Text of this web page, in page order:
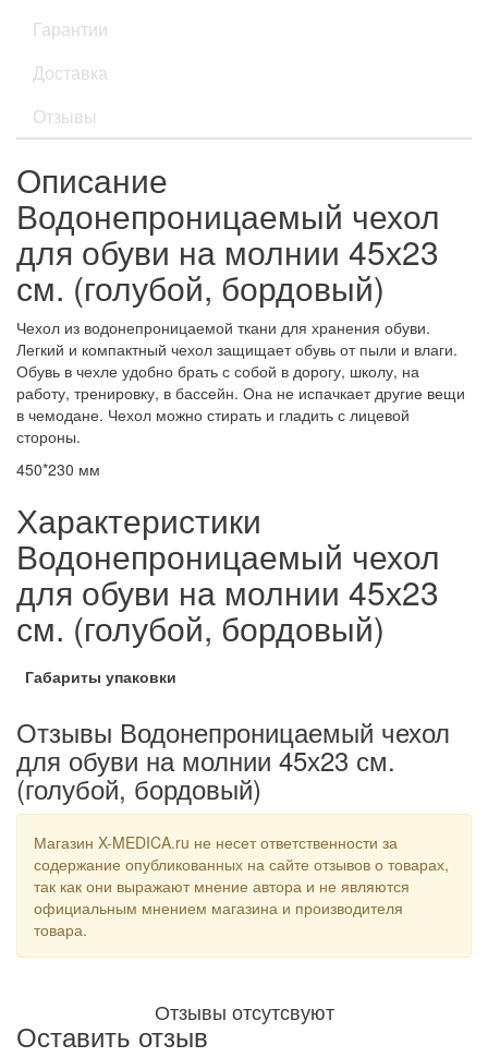
Гарантии
Доставка
Отзывы
Описание
Водонепроницаемый чехол
для обуви на молнии 45х23
см. (голубой, бордовый)
Чехол из водонепроницаемой ткани для хранения обуви.
Легкий и компактный чехол защищает обувь от пыли и влаги.
Обувь в чехле удобно брать с собой в дорогу, школу, на
работу, тренировку, в бассейн. Она не испачкает другие вещи
в чемодане. Чехол можно стирать и гладить с лицевой
стороны.
450*230 мм
Характеристики
Водонепроницаемый чехол
для обуви на молнии 45х23
см. (голубой, бордовый)
Габариты упаковки
Отзывы Водонепроницаемый чехол
для обуви на молнии 45х23 см.
(голубой, бордовый)
Магазин X-MEDICA.ru не несет ответственности за
содержание опубликованных на сайте отзывов о товарах,
так как они выражают мнение автора и не являются
официальным мнением магазина и производителя
товара.
Отзывы отсутсвуют
Оставить отзыв